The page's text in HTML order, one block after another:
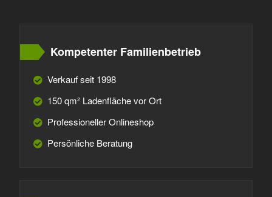
Kompetenter Familienbetrieb
Verkauf seit 1998
150 qm² Ladenfläche vor Ort
Professioneller Onlineshop
Persönliche Beratung